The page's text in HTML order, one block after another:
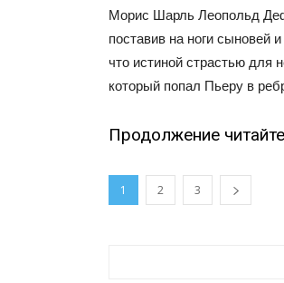
Морис Шарль Леопольд
поставив на ноги сыновей
что истиной страстью для
который попал Пьеру в
Продолжение
1 2 3